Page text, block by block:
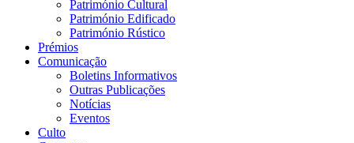
Património Cultural
Património Edificado
Património Rústico
Prémios
Comunicação
Boletins Informativos
Outras Publicações
Notícias
Eventos
Culto